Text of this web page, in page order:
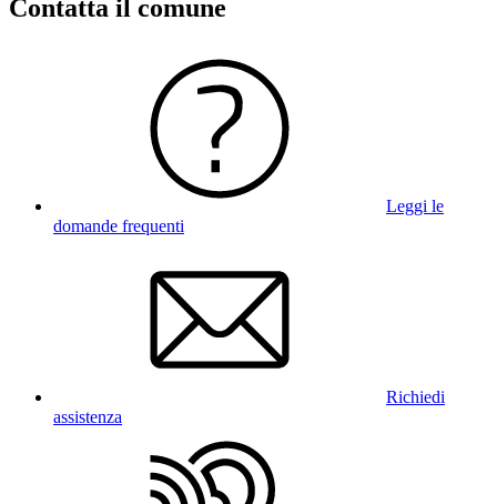
Contatta il comune
Leggi le
domande frequenti
Richiedi
assistenza